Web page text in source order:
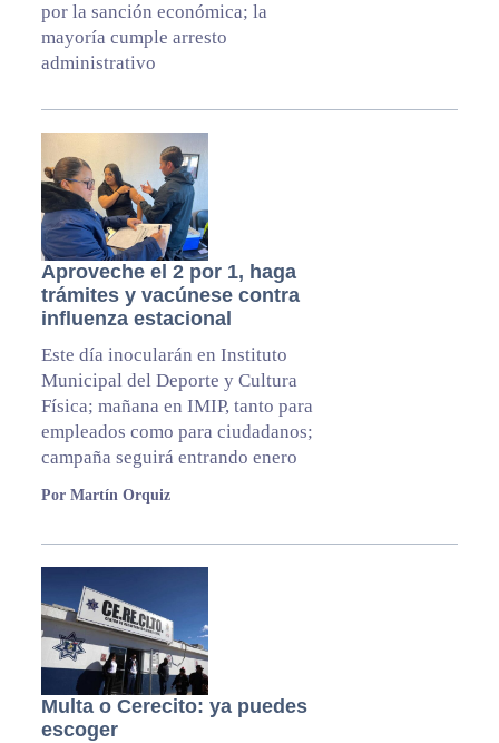
por la sanción económica; la
mayoría cumple arresto
administrativo
Aproveche el 2 por 1, haga
trámites y vacúnese contra
influenza estacional
Este día inocularán en Instituto
Municipal del Deporte y Cultura
Física; mañana en IMIP, tanto para
empleados como para ciudadanos;
campaña seguirá entrando enero
Por Martín Orquiz
Multa o Cerecito: ya puedes
escoger